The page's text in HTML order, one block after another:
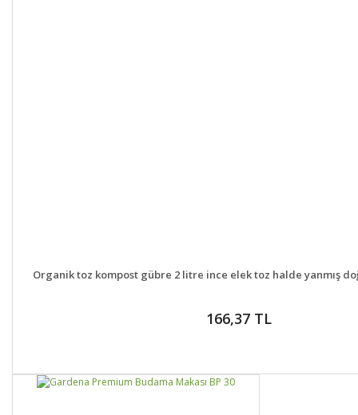
DETAYLAR
Organik toz kompost gübre 2 litre ince elek toz halde yanmış
166,37 TL